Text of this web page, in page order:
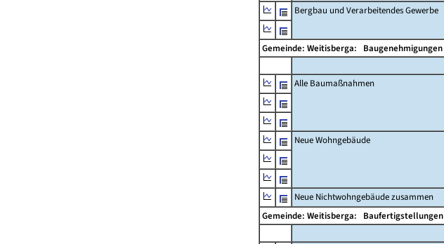
Bergbau und Verarbeitendes Gewerbe
Gemeinde: Weitisberga: Baugenehmigungen
Alle Baumaßnahmen
Neue Wohngebäude
Neue Nichtwohngebäude zusammen
Gemeinde: Weitisberga: Baufertigstellungen